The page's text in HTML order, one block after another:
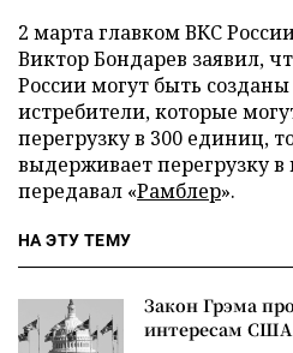
2 марта главком ВКС
Виктор Бондарев заявил,
России могут быть
истребители, которые
перегрузку в 300 единиц,
выдерживает перегрузку
передавал «Рамблер».
НА ЭТУ ТЕМУ
Закон Грэма
интересам США